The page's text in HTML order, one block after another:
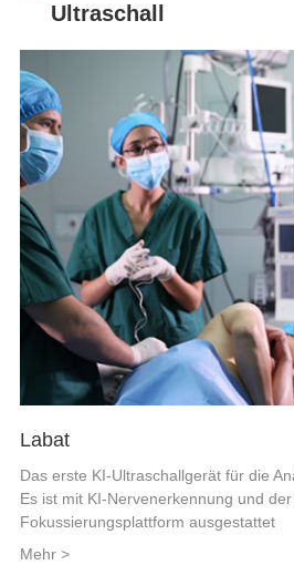
Ultraschall
Labat
Das erste KI-Ultraschallgerät für die
Es ist mit KI-Nervenerkennung und
Fokussierungsplattform ausgestattet
Mehr >